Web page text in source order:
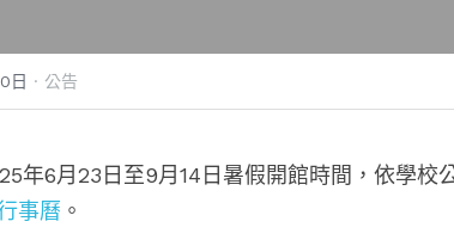
日 · 公告
年6月23日至9月14日暑假開館時間，依學校
事曆 。